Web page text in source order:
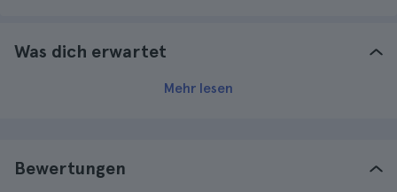
Was dich erwartet
Mehr lesen
Bewertungen